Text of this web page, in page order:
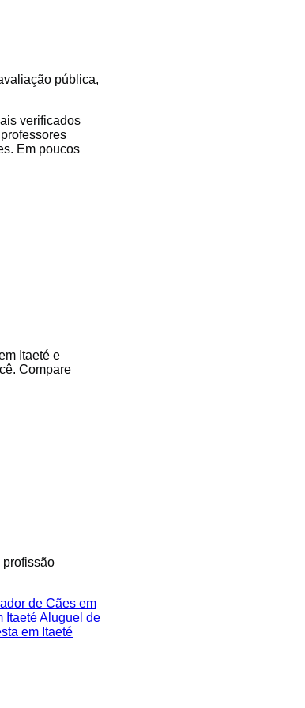
pública,
verificados
Em poucos
Itaeté e
Compare
profissão
de Cães em
ItaetéAluguel de
em Itaeté